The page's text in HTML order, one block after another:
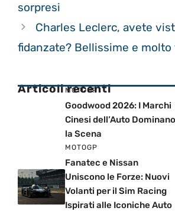
sorpresi
Charles Leclerc, avete
fidanzate? Bellissime e molto
Articoli recenti
MOTOGP
Goodwood 2026: I Marchi
Cinesi dell’Auto Dominano
la Scena
MOTOGP
Fanatec e Nissan
Uniscono le Forze: Nuovi
Volanti per il Sim Racing
Ispirati alle Iconiche Auto